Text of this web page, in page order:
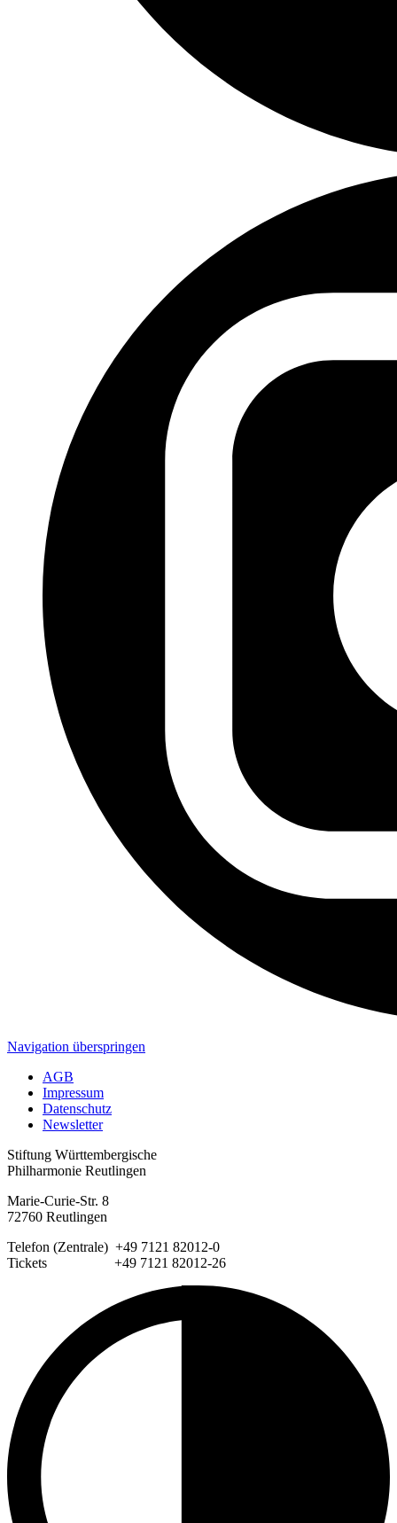
Navigation überspringen
AGB
Impressum
Datenschutz
Newsletter
Stiftung Württembergische
Philharmonie Reutlingen
Marie-Curie-Str. 8
72760 Reutlingen
Telefon (Zentrale) +49 7121 82012-0
Tickets +49 7121 82012-26